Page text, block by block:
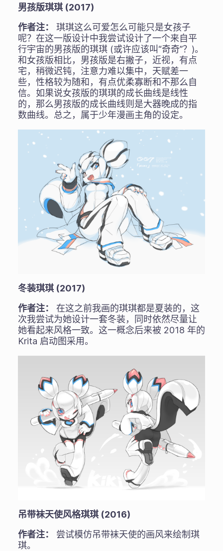
男孩版琪琪 (2017)
作者注：
琪琪这么可爱怎么可能只是女孩子
呢？在这一版设计中我尝试设计了一个来自平
行宇宙的男孩版的琪琪 (或许应该叫“奇奇”？)。
和女孩版相比，男孩版是右撇子，近视，有点
宅，稍微迟钝，注意力难以集中，天赋差一
些，性格较为随和，有点优柔寡断和不那么自
信。如果说女孩版的琪琪的成长曲线是线性
的，那么男孩版的成长曲线则是大器晚成的指
数曲线。总之，属于少年漫画主角的设定。
冬装琪琪 (2017)
作者注：
在这之前我画的琪琪都是夏装的，这
次我尝试为她设计一套冬装，同时依然尽量让
她看起来风格一致。这一概念后来被 2018 年的
Krita 启动图采用。
吊带袜天使风格琪琪 (2016)
作者注：
尝试模仿吊带袜天使的画风来绘制琪
琪。